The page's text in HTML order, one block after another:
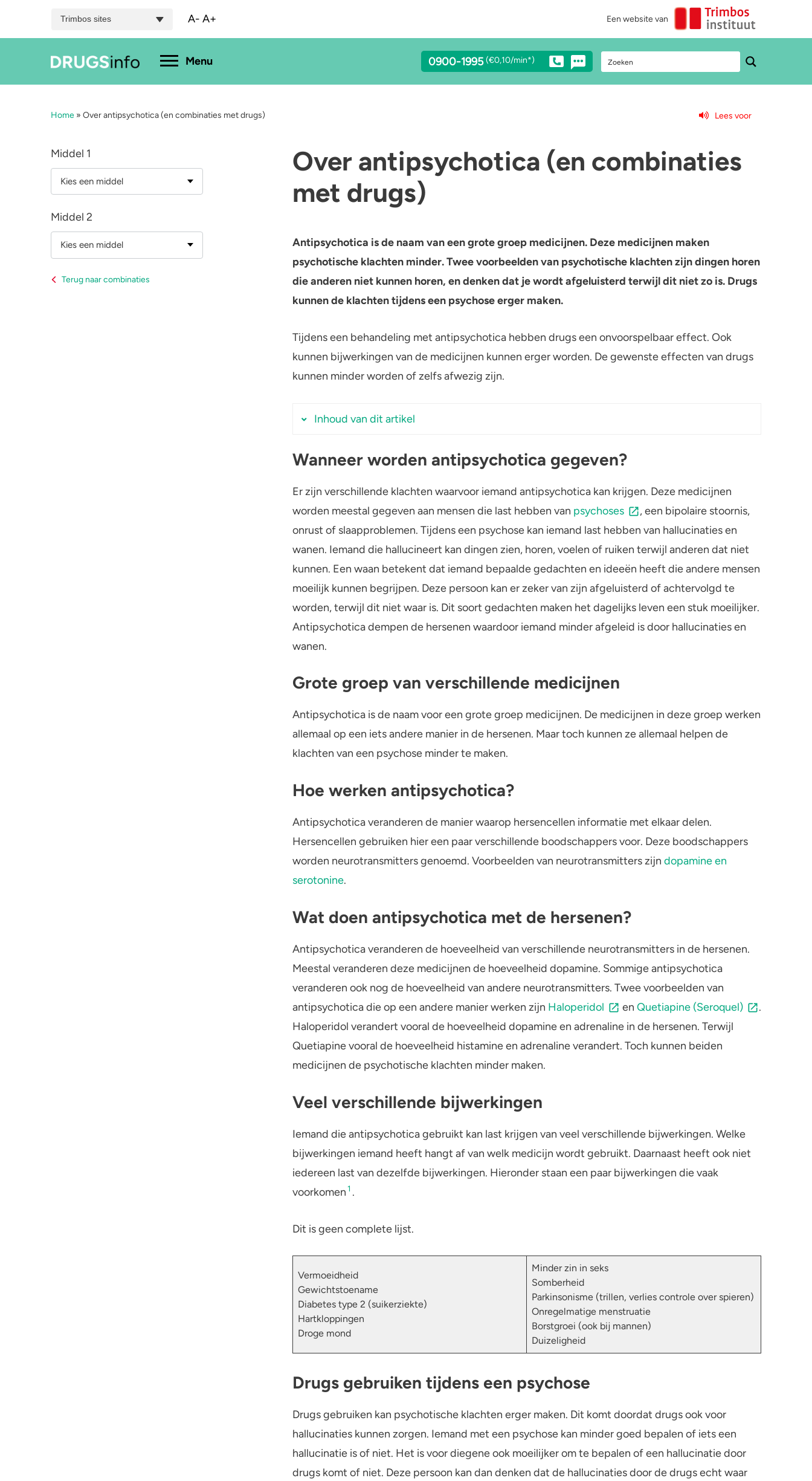
Trimbos sites A- A+ Een website van
MenuHoofdmenu 0900-1995 (€0,10/min*)
Menu
XTC / MDMA
Speed
Ketamine
Ayahuasca
Benzodiazepines
Heroïne
4-FA
Poppers
Crack
Aantoonbaarheid
Drugs & de wet
Stoppen of minderen
Feiten over verslaving
Trends & Cijfers
Check je gebruik
Stel een vraag
anoniem contact met ons op via mail,
chat of telefonisch (€0,10/min).
Stuur ons een e-mail
Home » Over antipsychotica (en combinaties met drugs) Lees voor
Middel 1
Kies een middel
Middel 2
Kies een middel
Terug naar combinaties
Over antipsychotica (en combinaties
met drugs)
Antipsychotica is de naam van een grote groep medicijnen. Deze medicijnen maken
psychotische klachten minder. Twee voorbeelden van psychotische klachten zijn dingen horen
die anderen niet kunnen horen, en denken dat je wordt afgeluisterd terwijl dit niet zo is. Drugs
kunnen de klachten tijdens een psychose erger maken.
Tijdens een behandeling met antipsychotica hebben drugs een onvoorspelbaar effect. Ook
kunnen bijwerkingen van de medicijnen kunnen erger worden. De gewenste effecten van drugs
kunnen minder worden of zelfs afwezig zijn.
Inhoud van dit artikel
Wanneer worden antipsychotica gegeven?
Hoe werken antipsychotica?
Wat doen antipsychotica met de hersenen?
Veel verschillende bijwerkingen
Drugs gebruiken tijdens een psychose
Antipsychotica en drugs combineren
Wanneer worden antipsychotica gegeven?
Er zijn verschillende klachten waarvoor iemand antipsychotica kan krijgen. Deze medicijnen
worden meestal gegeven aan mensen die last hebben van psychoses
, een bipolaire stoornis,
onrust of slaapproblemen. Tijdens een psychose kan iemand last hebben van hallucinaties en
wanen. Iemand die hallucineert kan dingen zien, horen, voelen of ruiken terwijl anderen dat niet
kunnen. Een waan betekent dat iemand bepaalde gedachten en ideeën heeft die andere mensen
moeilijk kunnen begrijpen. Deze persoon kan er zeker van zijn afgeluisterd of achtervolgd te
worden, terwijl dit niet waar is. Dit soort gedachten maken het dagelijks leven een stuk moeilijker.
Antipsychotica dempen de hersenen waardoor iemand minder afgeleid is door hallucinaties en
wanen.
Grote groep van verschillende medicijnen
Antipsychotica is de naam voor een grote groep medicijnen. De medicijnen in deze groep werken
allemaal op een iets andere manier in de hersenen. Maar toch kunnen ze allemaal helpen de
klachten van een psychose minder te maken.
Hoe werken antipsychotica?
Antipsychotica veranderen de manier waarop hersencellen informatie met elkaar delen.
Hersencellen gebruiken hier een paar verschillende boodschappers voor. Deze boodschappers
worden neurotransmitters genoemd. Voorbeelden van neurotransmitters zijn dopamine en
serotonine.
Wat doen antipsychotica met de hersenen?
Antipsychotica veranderen de hoeveelheid van verschillende neurotransmitters in de hersenen.
Meestal veranderen deze medicijnen de hoeveelheid dopamine. Sommige antipsychotica
veranderen ook nog de hoeveelheid van andere neurotransmitters. Twee voorbeelden van
antipsychotica die op een andere manier werken zijn Haloperidol en Quetiapine (Seroquel)
.
Haloperidol verandert vooral de hoeveelheid dopamine en adrenaline in de hersenen. Terwijl
Quetiapine vooral de hoeveelheid histamine en adrenaline verandert. Toch kunnen beiden
medicijnen de psychotische klachten minder maken.
Veel verschillende bijwerkingen
Iemand die antipsychotica gebruikt kan last krijgen van veel verschillende bijwerkingen. Welke
bijwerkingen iemand heeft hangt af van welk medicijn wordt gebruikt. Daarnaast heeft ook niet
iedereen last van dezelfde bijwerkingen. Hieronder staan een paar bijwerkingen die vaak
voorkomen1 .
Dit is geen complete lijst.
Vermoeidheid
Gewichtstoename
Diabetes type 2 (suikerziekte)
Hartkloppingen
Droge mond
Minder zin in seks
Somberheid
Parkinsonisme (trillen, verlies controle over spieren)
Onregelmatige menstruatie
Borstgroei (ook bij mannen)
Duizeligheid
Drugs gebruiken tijdens een psychose
Drugs gebruiken kan psychotische klachten erger maken. Dit komt doordat drugs ook voor
hallucinaties kunnen zorgen. Iemand met een psychose kan minder goed bepalen of iets een
hallucinatie is of niet. Het is voor diegene ook moeilijker om te bepalen of een hallucinatie door
drugs komt of niet. Deze persoon kan dan denken dat de hallucinaties door de drugs echt waar